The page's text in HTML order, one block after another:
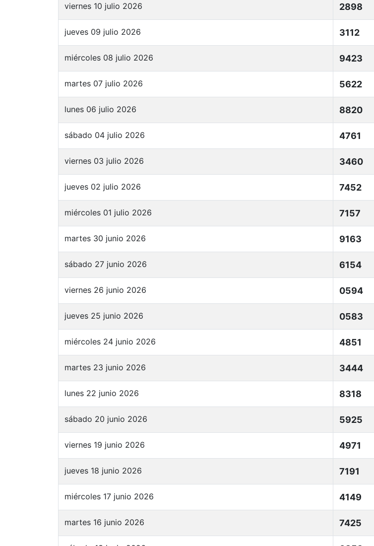
viernes 10 julio 2026 2898
jueves 09 julio 2026 3112
miércoles 08 julio 2026 9423
martes 07 julio 2026 5622
lunes 06 julio 2026 8820
sábado 04 julio 2026 4761
viernes 03 julio 2026 3460
jueves 02 julio 2026 7452
miércoles 01 julio 2026 7157
martes 30 junio 2026 9163
sábado 27 junio 2026 6154
viernes 26 junio 2026 0594
jueves 25 junio 2026 0583
miércoles 24 junio 2026 4851
martes 23 junio 2026 3444
lunes 22 junio 2026 8318
sábado 20 junio 2026 5925
viernes 19 junio 2026 4971
jueves 18 junio 2026 7191
miércoles 17 junio 2026 4149
martes 16 junio 2026 7425